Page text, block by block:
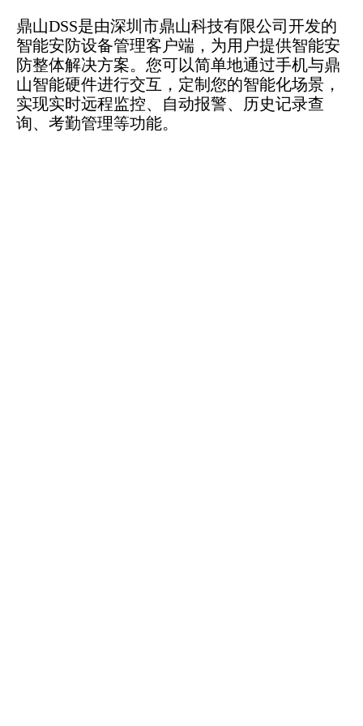
鼎山DSS是由深圳市鼎山科技有限公司开发的
智能安防设备管理客户端，为用户提供智能安
防整体解决方案。您可以简单地通过手机与鼎
山智能硬件进行交互，定制您的智能化场景，
实现实时远程监控、自动报警、历史记录查
询、考勤管理等功能。